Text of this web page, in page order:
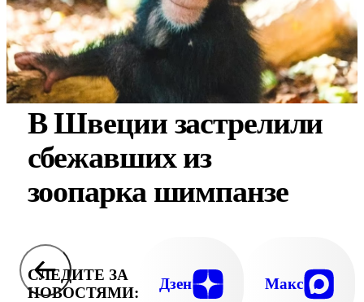
В Швеции застрелили
сбежавших из
зоопарка шимпанзе
СЛЕДИТЕ ЗА
НОВОСТЯМИ:
Дзен Макс